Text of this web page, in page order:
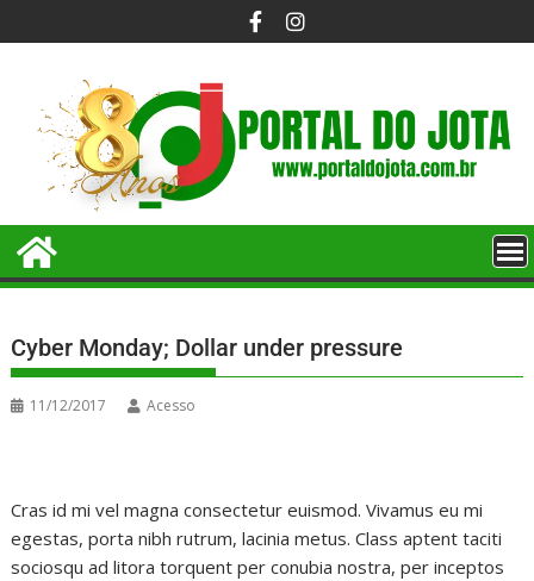
Cyber Monday; Dollar under pressure
11/12/2017 Acesso
Cras id mi vel magna consectetur euismod. Vivamus eu mi
egestas, porta nibh rutrum, lacinia metus. Class aptent taciti
sociosqu ad litora torquent per conubia nostra, per inceptos